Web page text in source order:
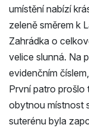
umístění nabízí
zeleně směrem k
Zahrádka o
velice slunná. Na
evidenčním
První patro prošlo
obytnou místnost
suterénu byla